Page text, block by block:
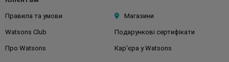
Правила та умови Магазини
Watsons Club Подарункові сертифікати
Про Watsons Кар'єра у Watsons